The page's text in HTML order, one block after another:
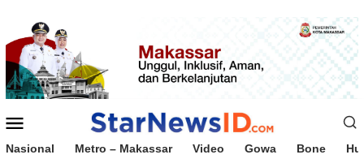
konten
Mobile
Nasional Metro – Makassar Video Gowa Bone